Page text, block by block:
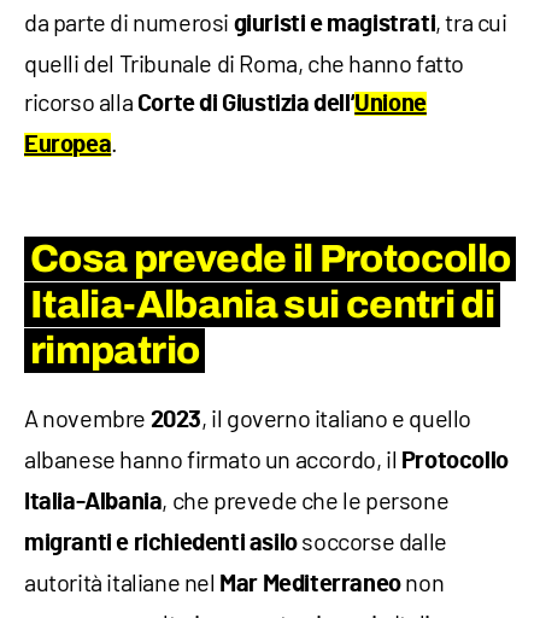
da parte di numerosi giuristi e magistrati, tra cui
quelli del Tribunale di Roma, che hanno fatto
ricorso alla Corte di Giustizia dell’Unione
Europea.
Cosa prevede il Protocollo
Italia-Albania sui centri di
rimpatrio
A novembre 2023, il governo italiano e quello
albanese hanno firmato un accordo, il Protocollo
Italia-Albania, che prevede che le persone
migranti e richiedenti asilosoccorse dalle
autorità italiane nel Mar Mediterraneonon